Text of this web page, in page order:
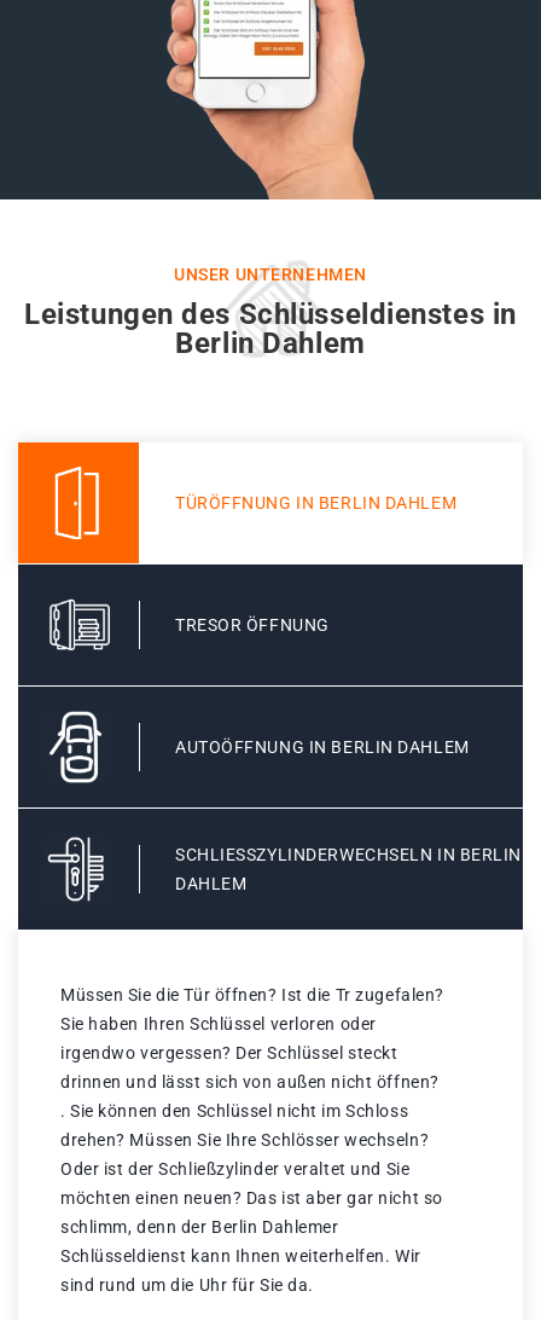
UNSER UNTERNEHMEN
Leistungen des Schlüsseldienstes in
Berlin Dahlem
TÜRÖFFNUNG IN BERLIN DAHLEM
TRESOR ÖFFNUNG
AUTOÖFFNUNG IN BERLIN DAHLEM
SCHLIESSZYLINDERWECHSELN IN BERLIN D
AHLEM
Müssen Sie die Tür öffnen? Ist die Tr zugefalen?
Sie haben Ihren Schlüssel verloren oder
irgendwo vergessen? Der Schlüssel steckt
drinnen und lässt sich von außen nicht öffnen?
. Sie können den Schlüssel nicht im Schloss
drehen? Müssen Sie Ihre Schlösser wechseln?
Oder ist der Schließzylinder veraltet und Sie
möchten einen neuen? Das ist aber gar nicht so
schlimm, denn der Berlin Dahlemer
Schlüsseldienst kann Ihnen weiterhelfen. Wir
sind rund um die Uhr für Sie da.